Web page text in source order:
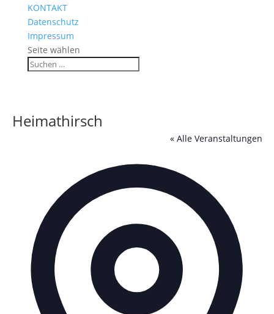
KONTAKT
Datenschutz
Impressum
Seite wählen
Heimathirsch
« Alle Veranstaltungen